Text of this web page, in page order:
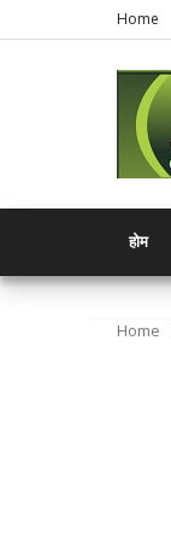
Home
होम
Home